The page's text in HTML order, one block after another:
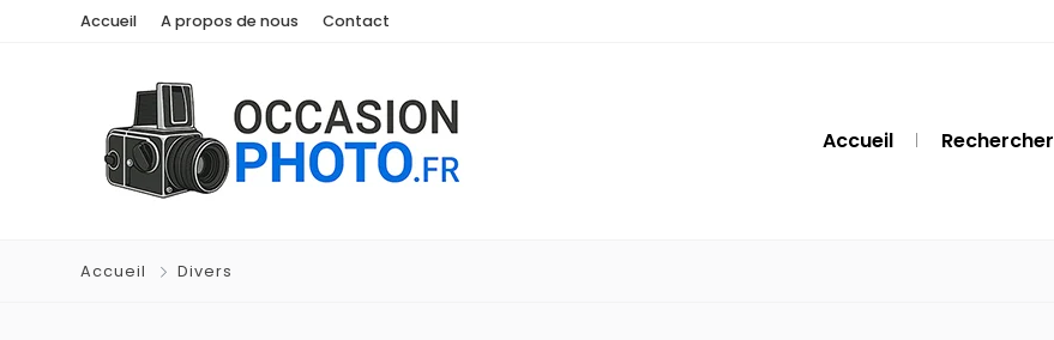
Accueil A propos de nous Contact
Accueil Rechercher
Accueil Divers